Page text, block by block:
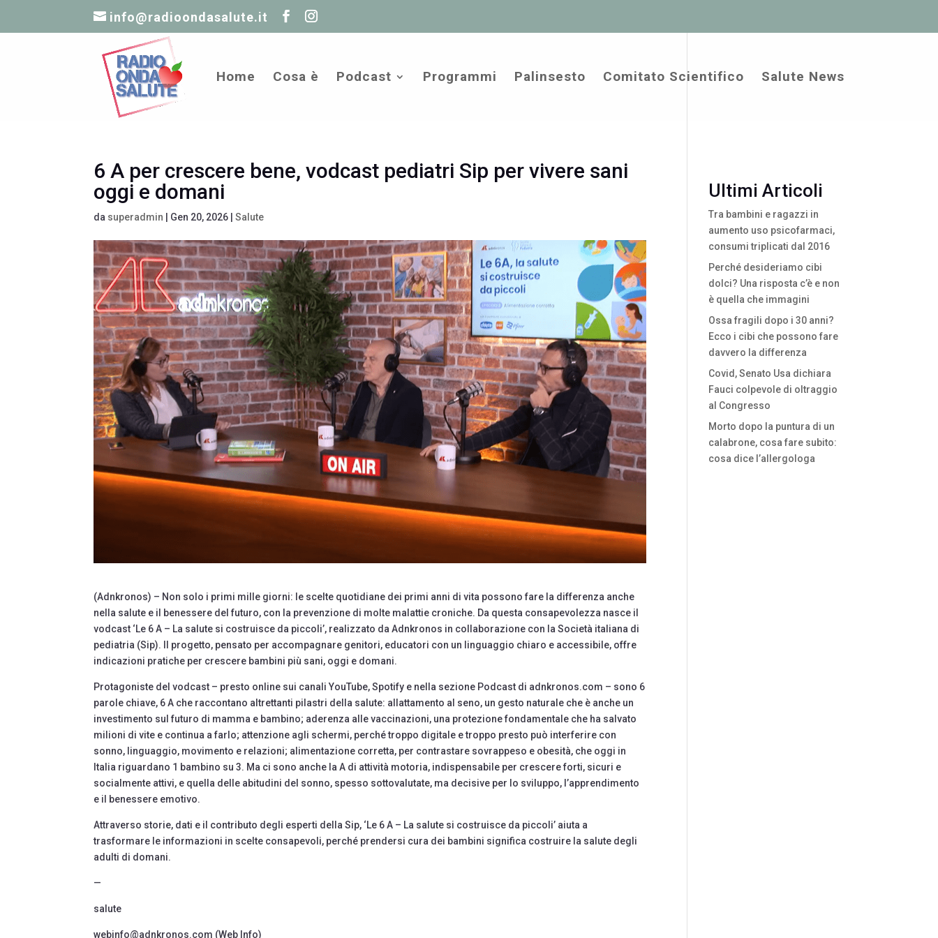
info@radioondasalute.it
Home Cosa è Podcast Programmi Palinsesto Comitato Scientifico Salute News
6 A per crescere bene, vodcast pediatri Sip per vivere sani
oggi e domani
da superadmin Gen 20, 2026 |Salute
(Adnkronos) – Non solo i primi mille giorni: le scelte quotidiane dei primi anni di vita possono fare la differenza anche
nella salute e il benessere del futuro, con la prevenzione di molte malattie croniche. Da questa consapevolezza nasce il
vodcast ‘Le 6 A – La salute si costruisce da piccoli’, realizzato da Adnkronos in collaborazione con la Società italiana di
pediatria (Sip). Il progetto, pensato per accompagnare genitori, educatori con un linguaggio chiaro e accessibile, offre
indicazioni pratiche per crescere bambini più sani, oggi e domani.
Protagoniste del vodcast – presto online sui canali YouTube, Spotify e nella sezione Podcast di adnkronos.com – sono 6
parole chiave, 6 A che raccontano altrettanti pilastri della salute: allattamento al seno, un gesto naturale che è anche un
investimento sul futuro di mamma e bambino; aderenza alle vaccinazioni, una protezione fondamentale che ha salvato
milioni di vite e continua a farlo; attenzione agli schermi, perché troppo digitale e troppo presto può interferire con
sonno, linguaggio, movimento e relazioni; alimentazione corretta, per contrastare sovrappeso e obesità, che oggi in
Italia riguardano 1 bambino su 3. Ma ci sono anche la A di attività motoria, indispensabile per crescere forti, sicuri e
socialmente attivi, e quella delle abitudini del sonno, spesso sottovalutate, ma decisive per lo sviluppo, l’apprendimento
e il benessere emotivo.
Attraverso storie, dati e il contributo degli esperti della Sip, ‘Le 6 A – La salute si costruisce da piccoli’ aiuta a
trasformare le informazioni in scelte consapevoli, perché prendersi cura dei bambini significa costruire la salute degli
adulti di domani.
—
salute
webinfo@adnkronos.com (Web Info)
Ultimi Articoli
Tra bambini e ragazzi in
aumento uso psicofarmaci,
consumi triplicati dal 2016
Perché desideriamo cibi
dolci? Una risposta c’è e non
è quella che immagini
Ossa fragili dopo i 30 anni?
Ecco i cibi che possono fare
davvero la differenza
Covid, Senato Usa dichiara
Fauci colpevole di oltraggio
al Congresso
Morto dopo la puntura di un
calabrone, cosa fare subito:
cosa dice l’allergologa